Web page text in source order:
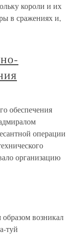
короли и их
в сражениях и,
обеспечения
операции
организацию
возникал
туй